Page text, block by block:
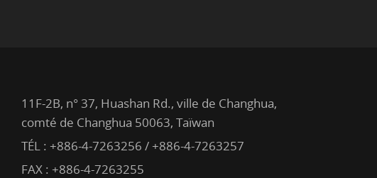
11F-2B, n° 37, Huashan Rd., ville de Changhua,
comté de Changhua 50063, Taïwan
TÉL : +886-4-7263256 / +886-4-7263257
FAX : +886-4-7263255